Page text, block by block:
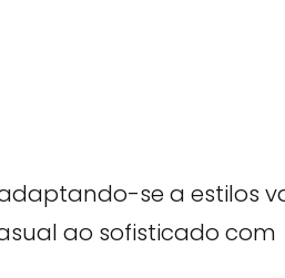
se a estilos
ao sofisticado com